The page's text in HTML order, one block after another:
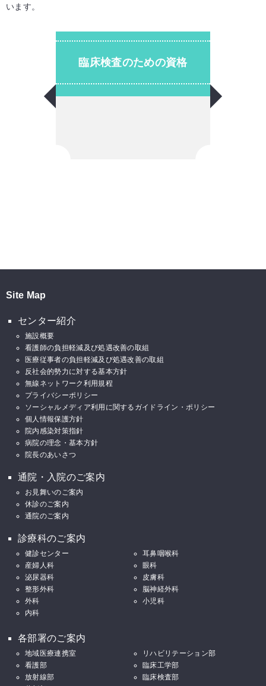
います。
臨床検査のための資格
Site Map
センター紹介
施設概要
看護師の負担軽減及び処遇改善の取組
医療従事者の負担軽減及び処遇改善の取組
反社会的勢力に対する基本方針
無線ネットワーク利用規程
プライバシーポリシー
ソーシャルメディア利用に関するガイドライン・ポリシー
個人情報保護方針
院内感染対策指針
病院の理念・基本方針
院長のあいさつ
通院・入院のご案内
お見舞いのご案内
休診のご案内
通院のご案内
診療科のご案内
健診センター
耳鼻咽喉科
産婦人科
眼科
泌尿器科
皮膚科
整形外科
脳神経外科
外科
小児科
内科
各部署のご案内
地域医療連携室
リハビリテーション部
看護部
臨床工学部
放射線部
臨床検査部